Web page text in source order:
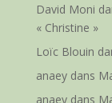
David Moni
« Christine »
Loïc Blouin
anaeydans
anaeydans